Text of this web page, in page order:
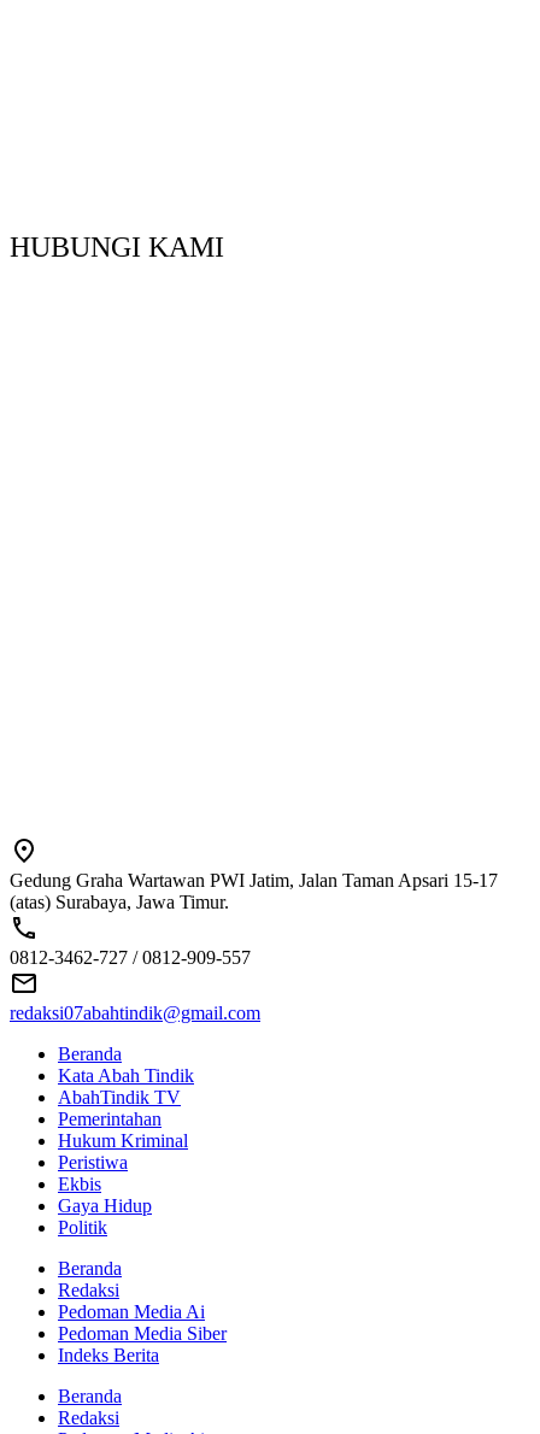
HUBUNGI KAMI
Gedung Graha Wartawan PWI Jatim, Jalan Taman Apsari 15-17
(atas) Surabaya, Jawa Timur.
0812-3462-727 / 0812-909-557
redaksi07abahtindik@gmail.com
Beranda
Kata Abah Tindik
AbahTindik TV
Pemerintahan
Hukum Kriminal
Peristiwa
Ekbis
Gaya Hidup
Politik
Beranda
Redaksi
Pedoman Media Ai
Pedoman Media Siber
Indeks Berita
Beranda
Redaksi